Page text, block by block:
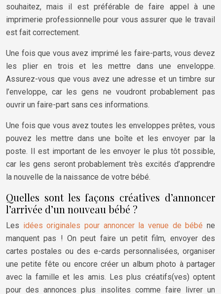
souhaitez, mais il est préférable de faire appel à une
imprimerie professionnelle pour vous assurer que le travail
est fait correctement.
Une fois que vous avez imprimé les faire-parts, vous devez
les plier en trois et les mettre dans une enveloppe.
Assurez-vous que vous avez une adresse et un timbre sur
l’enveloppe, car les gens ne voudront probablement pas
ouvrir un faire-part sans ces informations.
Une fois que vous avez toutes les enveloppes prêtes, vous
pouvez les mettre dans une boîte et les envoyer par la
poste. Il est important de les envoyer le plus tôt possible,
car les gens seront probablement très excités d’apprendre
la nouvelle de la naissance de votre bébé.
Quelles sont les façons créatives d’annoncer
l’arrivée d’un nouveau bébé ?
Les idées originales pour annoncer la venue de bébé ne
manquent pas ! On peut faire un petit film, envoyer des
cartes postales ou des e-cards personnalisées, organiser
une petite fête ou encore créer un album photo à partager
avec la famille et les amis. Les plus créatifs(ves) optent
pour des annonces plus insolites comme faire livrer un